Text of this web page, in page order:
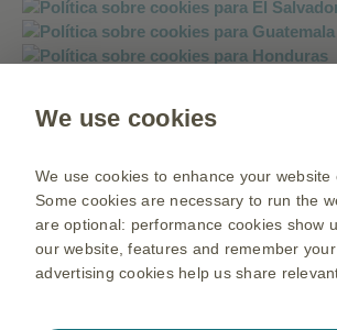
Política sobre mensajería instantánea:
We use cookies
We use cookies to enhance your website
Some cookies are necessary to run the
are optional: performance cookies show
our website, features and remember
advertising cookies help us share